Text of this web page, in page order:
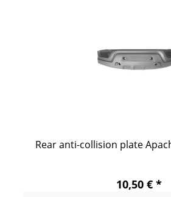
Rear anti-collision plate
10,50 € *